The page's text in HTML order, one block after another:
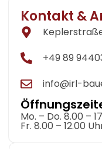
Kontakt &
+49 89
info@irl-
Mo. – Do. 8.00 –
Fr. 8.00 – 12.00